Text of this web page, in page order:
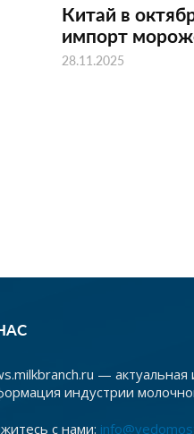
Китай в
импорт
28.11.2025
— актуальная
индустрии
с нами: